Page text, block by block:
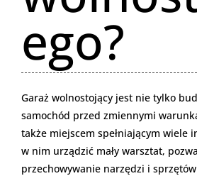
ego?
Garaż wolnostojący jest nie tylko
samochód przed zmiennymi
także miejscem spełniającym wiele
w nim urządzić mały warsztat,
przechowywanie narzędzi i